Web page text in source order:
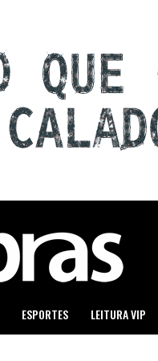
ESPORTES LEITURA VIP